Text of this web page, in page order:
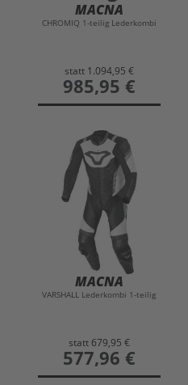
MACNA
CHROMIQ 1-teilig Lederkombi
statt 1.094,95 €
preis
985,95 €
MACNA
VARSHALL Lederkombi 1-teilig
statt 679,95 €
preis
577,96 €